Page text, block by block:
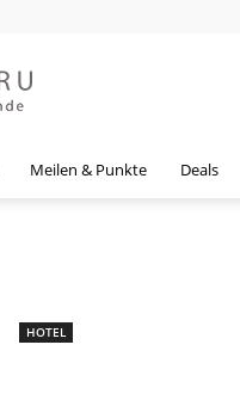
Meilen & Punkte Deals
HOTEL